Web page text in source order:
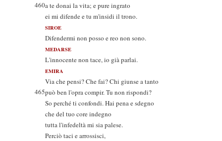
460a te donai la vita; e pure ingrato
ei mi difende e tu m'insidi il trono.
SIROE
Difendermi non posso e reo non sono.
MEDARSE
L'innocente non tace, io già parlai.
EMIRA
Via che pensi? Che fai? Chi giunse a tanto
465può ben l'opra compir. Tu non rispondi?
So perché ti confondi. Hai pena e sdegno
che del tuo core indegno
tutta l'infedeltà mi sia palese.
Perciò taci e arrossisci,